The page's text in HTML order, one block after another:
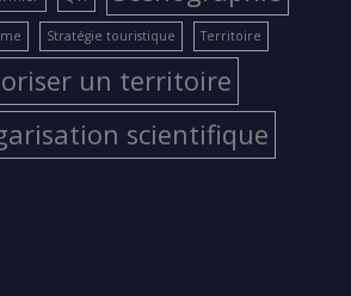
Stratégie touristique Territoire
un territoire
scientifique